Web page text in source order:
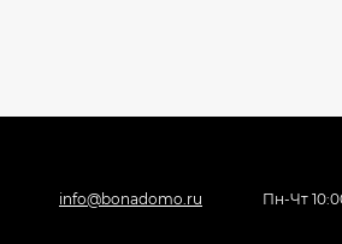
info@bonadomo.ru Пн-Чт